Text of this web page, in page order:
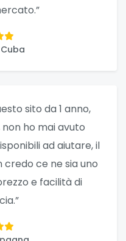
sito da 1 anno,
ho mai avuto
ad aiutare, il
credo ce ne sia uno
e facilità di